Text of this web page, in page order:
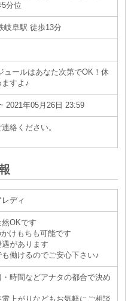
分位
岐阜駅 徒歩13分
ュールはあなた次第でOK！休
すよ♪
2021年05月26日 23:59
絡ください。
ディ
OKです
けもちも可能です
があります
働けるのでご安心下さい♪
時間などアナタの都合で決め
上がりなどもお気軽にご相談